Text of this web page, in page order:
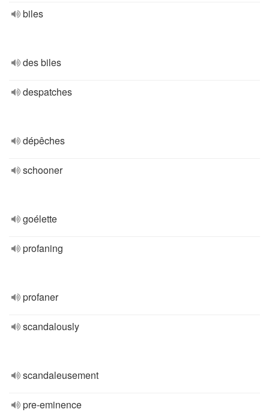
biles
des biles
despatches
dépêches
schooner
goélette
profaning
profaner
scandalously
scandaleusement
pre-eminence